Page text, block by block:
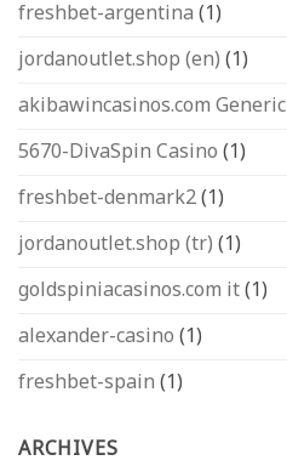
freshbet-argentina (1)
jordanoutlet.shop (en) (1)
akibawincasinos.com Generic
5670-DivaSpin Casino (1)
freshbet-denmark2(1)
jordanoutlet.shop (tr) (1)
goldspiniacasinos.com it(1)
alexander-casino (1)
freshbet-spain (1)
ARCHIVES